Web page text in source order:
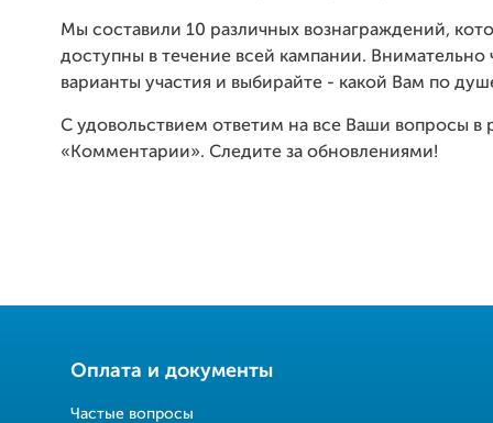
Мы составили 10 различных вознаграждений,
доступны в течение всей кампании. Внимательно
варианты участия и выбирайте - какой Вам по
С удовольствием ответим на все Ваши вопросы в
«Комментарии». Следите за обновлениями!
Оплата и документы
Частые вопросы